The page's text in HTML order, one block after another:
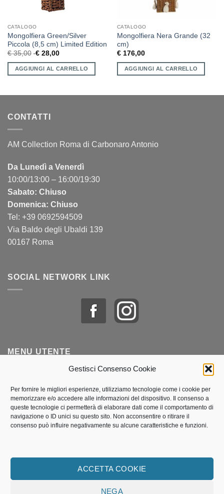
Gestisci Consenso Cookie
Per fornire le migliori esperienze, utilizziamo tecnologie come i cookie per
memorizzare e/o accedere alle informazioni del dispositivo. Il consenso a
queste tecnologie ci permetterà di elaborare dati come il comportamento di
navigazione o ID unici su questo sito. Non acconsentire o ritirare il
consenso può influire negativamente su alcune caratteristiche e funzioni.
ACCETTA COOKIE
NEGA
CATALOGO
Mongolfiera Green/Silver
Piccola (8,5 cm) Limited Edition
€35,00 €28,00
AGGIUNGI AL CARRELLO
CATALOGO
Mongolfiera Nera Grande (32
cm)
€176,00
AGGIUNGI AL CARRELLO
CONTATTI
AM Collection Roma di Carbonaro Antonio
Da Lunedì a Venerdì
10:00/13:00 – 16:00/19:30
Sabato: Chiuso
Domenica: Chiuso
Tel: +39 0692594509
Via Baldo degli Ubaldi 139
00167 Roma
SOCIAL NETWORK LINK
MENU UTENTE
Lista dei desideri
Politica dei cookie (UE)
Traccia il mio pacco